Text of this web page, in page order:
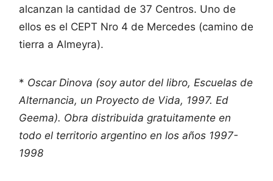
alcanzan la cantidad de 37 Centros. Uno de
ellos es el CEPT Nro 4 de Mercedes (camino de
tierra a Almeyra).
* Oscar Dinova (soy autor del libro, Escuelas de
Alternancia, un Proyecto de Vida, 1997. Ed
Geema). Obra distribuida gratuitamente en
todo el territorio argentino en los años 1997-
1998